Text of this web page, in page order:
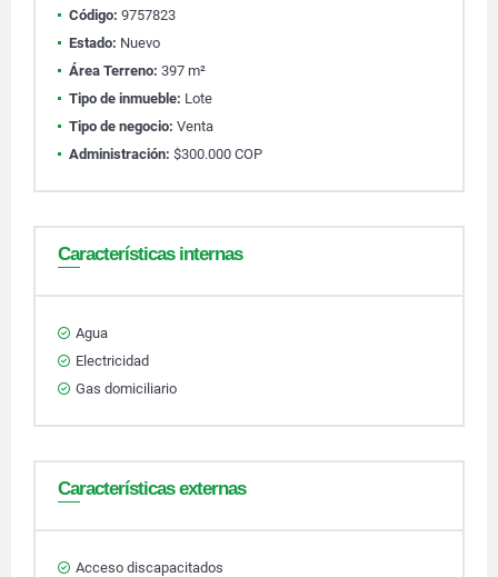
Código: 9757823
Estado: Nuevo
Área Terreno: 397 m²
Tipo de inmueble: Lote
Tipo de negocio: Venta
Administración: $300.000 COP
Características internas
Agua
Electricidad
Gas domiciliario
Características externas
Acceso discapacitados